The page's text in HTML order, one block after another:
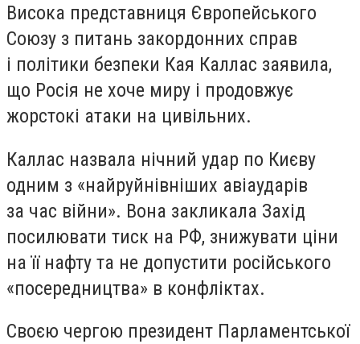
Висока представниця Європейського
Союзу з питань закордонних справ
і політики безпеки Кая Каллас заявила,
що Росія не хоче миру і продовжує
жорстокі атаки на цивільних.
Каллас назвала нічний удар по Києву
одним з «найруйнівніших авіаударів
за час війни». Вона закликала Захід
посилювати тиск на РФ, знижувати ціни
на її нафту та не допустити російського
«посередництва» в конфліктах.
Своєю чергою президент Парламентської